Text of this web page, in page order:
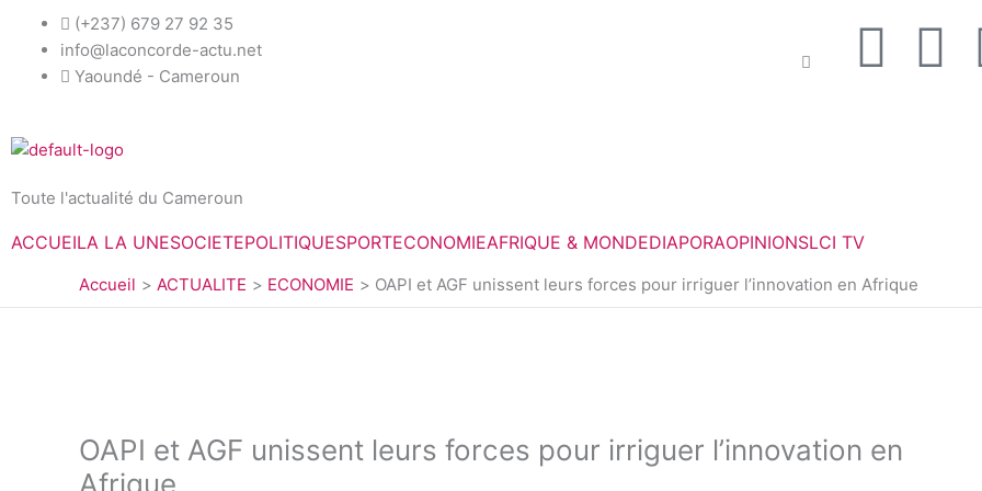
(+237) 679 27 92 35
info@laconcorde-actu.net
Yaoundé - Cameroun
F
b
o
k
T
e
Toute l'actualité du Cameroun
ACCUEILA LA UNESOCIETEPOLITIQUESPORTECONOMIEAFRIQUE & MONDEDIAPORAOPINIONSLCI TV
Accueil ACTUALITE ECONOMIE OAPI et AGF unissent leurs forces pour irriguer l’innovation en Afrique
OAPI et AGF unissent leurs forces pour irriguer l’innovation en